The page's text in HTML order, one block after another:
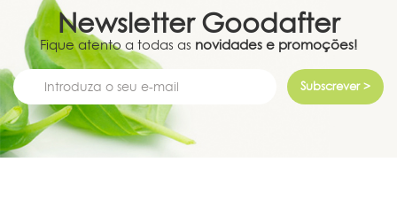
Newsletter Goodafter
Fique atento a todas as novidades e promoções!
Subscrever >